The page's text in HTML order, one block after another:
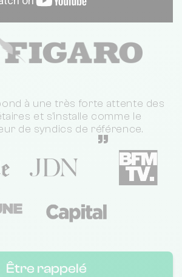
à une très forte attente des
et s'installe comme le
de syndics de référence.
”
Être rappelé